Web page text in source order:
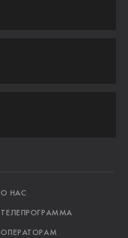
О НАС
ТЕЛЕПРОГРАММА
ОПЕРАТОРАМ